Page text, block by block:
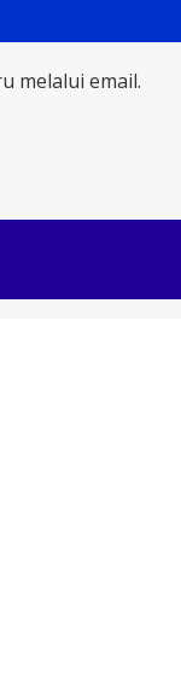
melalui email.